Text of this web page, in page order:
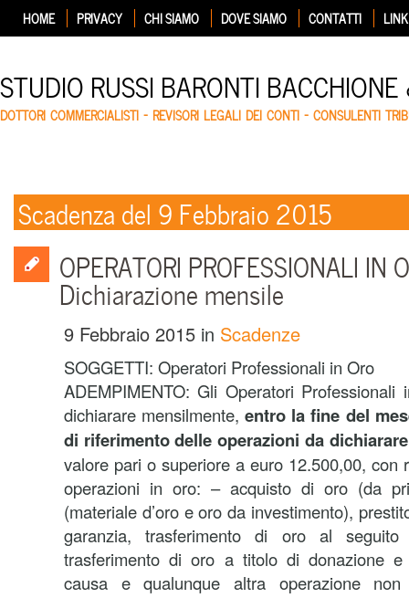
HOME PRIVACY CHI SIAMO DOVE SIAMO CONTATTI LINK
STUDIO RUSSI BARONTI
DOTTORI COMMERCIALISTI – REVISORI LEGALI DEI CONTI – CONSULENTI
Scadenza del 9 Febbraio 2015
OPERATORI PROFESSIONALI IN
Dichiarazione mensile
9 Febbraio 2015 in Scadenze
SOGGETTI: Operatori Professionali in Oro
ADEMPIMENTO: Gli Operatori
dichiarare mensilmente,entro la fine del
di riferimento delle operazioni da
valore pari o superiore a euro 12.500,00, con
operazioni in oro: – acquisto di oro (da
(materiale d’oro e oro da investimento),
garanzia, trasferimento di oro al
trasferimento di oro a titolo di donazione
causa e qualunque altra operazione